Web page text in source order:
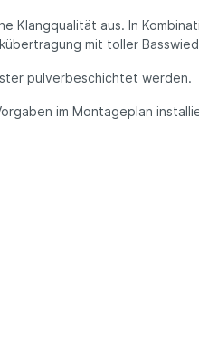
aus. In
mit toller
pulverbeschichtet werden.
im Montageplan